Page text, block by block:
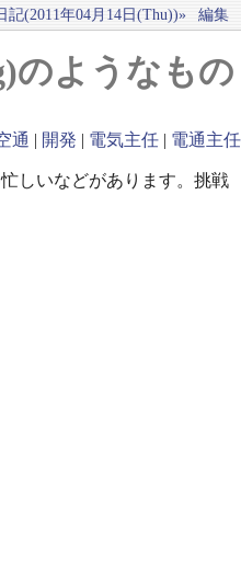
記(2011年04月14日(Thu))» 編集
のようなもの
通 | 開発 | 電気主任 | 電通主任
しいなどがあります。挑戦